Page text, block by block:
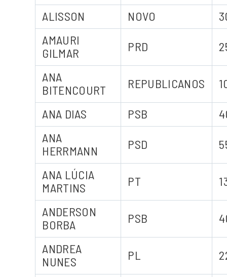
ALISSON NOVO
AMAURI
GILMAR
PRD
ANA
BITENCOURT
REPUBLICANOS
ANA DIAS PSB
ANA
HERRMANN
PSD
ANA LÚCIA
MARTINS
PT
ANDERSON
BORBA
PSB
ANDREA
NUNES
PL